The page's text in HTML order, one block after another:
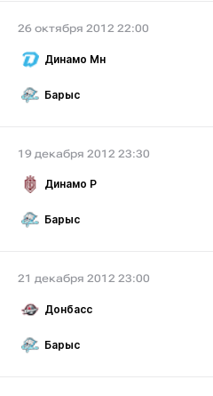
26 октября 2012 22:00
Динамо Мн
Барыс
19 декабря 2012 23:30
Динамо Р
Барыс
21 декабря 2012 23:00
Донбасс
Барыс